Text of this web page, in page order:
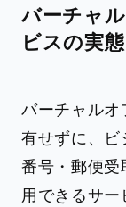
バーチャ
ビスの実
バーチャル
有せずに、
番号・郵便
用できるサ